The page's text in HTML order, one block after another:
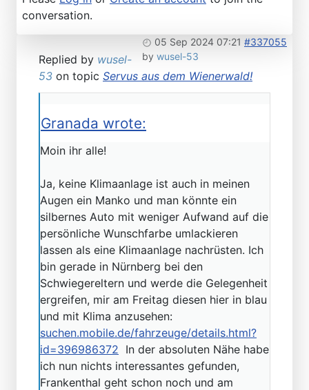
conversation.
05 Sep 2024 07:21 #337055
by wusel-53
Replied by wusel-
53 on topic Servus aus dem Wienerwald!
Granada wrote:
Moin ihr alle!
Ja, keine Klimaanlage ist auch in meinen
Augen ein Manko und man könnte ein
silbernes Auto mit weniger Aufwand auf die
persönliche Wunschfarbe umlackieren
lassen als eine Klimaanlage nachrüsten. Ich
bin gerade in Nürnberg bei den
Schwiegereltern und werde die Gelegenheit
ergreifen, mir am Freitag diesen hier in blau
und mit Klima anzusehen:
suchen.mobile.de/fahrzeuge/details.html?
id=396986372 In der absoluten Nähe habe
ich nun nichts interessantes gefunden,
Frankenthal geht schon noch und am